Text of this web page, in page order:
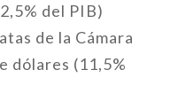
del PIB)
de la Cámara
dólares (11,5%